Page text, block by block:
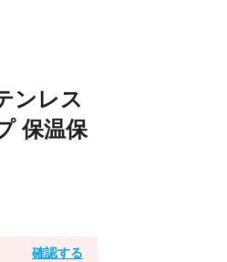
ンレス
保温保
確認する